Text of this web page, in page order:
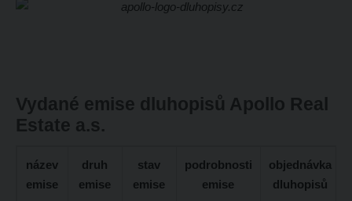
Vydané emise dluhopisů Apollo Real
Estate a.s.
název
emise
druh
emise
stav
emise
podrobnosti
emise
objednávka
dluhopisů